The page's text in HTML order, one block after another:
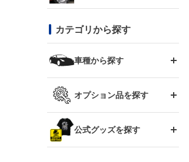
龍神(チェイサー)
レーシングライン
アタックライン
ストリームライン
スタイリッシュライン
コンバットアイ
GTウイング
リアウイング
ルーフウイング
ボンネット
ボンネット
フェンダー
サイドパーツ
LUX MODEL
RUGGER MODEL
GROUND MODEL
PHANTOM LIP
リアウイング
スムージングバンパー
ワイパーガード
内装パーツ
DAYTONA-RS
DAYTONA-RS NEO
まつど家 鉄漢
まつど家 鉄心
カテゴリから探す
車種から探す
トヨタ
シルビア S13
スズキ
オプション品を探す
GTウイング用ラダー
公式グッズを探す